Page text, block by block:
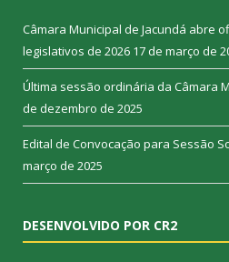
Câmara Municipal de Jacundá abre
legislativos de 2026 17 de março de
Última sessão ordinária da Câmara
de dezembro de 2025
Edital de Convocação para Sessão
março de 2025
DESENVOLVIDO POR CR2